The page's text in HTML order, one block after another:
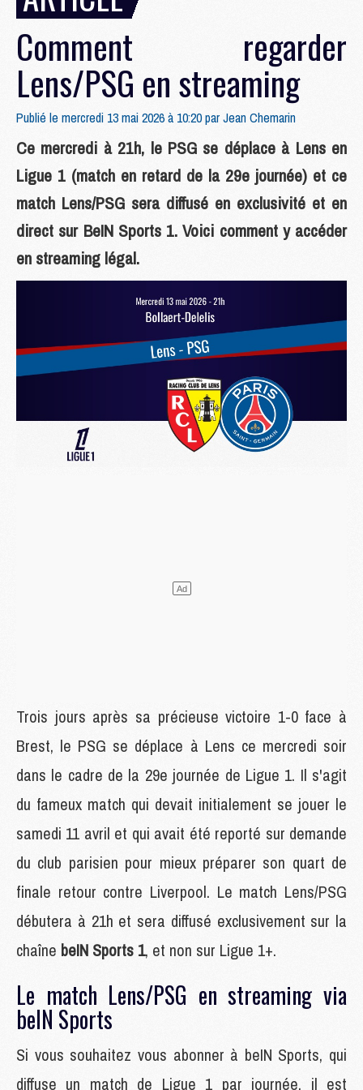
Comment regarder
Lens/PSG en streaming
Publié le mercredi 13 mai 2026 à 10:20 parJean Chemarin
Ce mercredi à 21h, le PSG se déplace à Lens en
Ligue 1 (match en retard de la 29e journée) et ce
match Lens/PSG sera diffusé en exclusivité et en
direct sur BeIN Sports 1. Voici comment y accéder
en streaming légal.
Trois jours après sa précieuse victoire 1-0 face à
Brest, le PSG se déplace à Lens ce mercredi soir
dans le cadre de la 29e journée de Ligue 1. Il s'agit
du fameux match qui devait initialement se jouer le
samedi 11 avril et qui avait été reporté sur demande
du club parisien pour mieux préparer son quart de
finale retour contre Liverpool. Le match Lens/PSG
débutera à 21h et sera diffusé exclusivement sur la
chaîne beIN Sports 1, et non sur Ligue 1+.
Le match Lens/PSG en streaming via
beIN Sports
Si vous souhaitez vous abonner à beIN Sports, qui
diffuse un match de Ligue 1 par journée, il est